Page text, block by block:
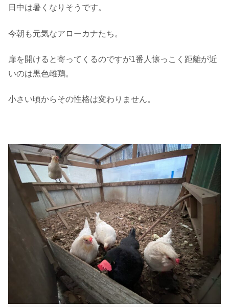
日中は暑くなりそうです。
今朝も元気なアローカナたち。
扉を開けると寄ってくるのですが1番人懐っこく距離が近
いのは黒色雌鶏。
小さい頃からその性格は変わりません。